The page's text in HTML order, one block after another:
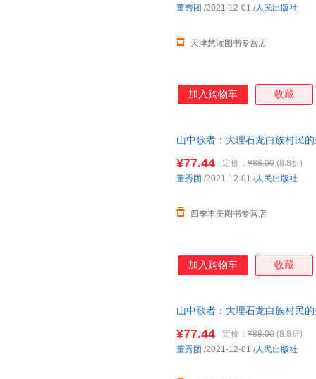
天津慧读图书专营店
董秀团 /2021-12-01 /人民出版社
加入购物车 收藏
山中歌者：大理石龙白族村民
¥77.44 定价： ¥88.00 (8.8折)
四季丰美图书专营店
董秀团 /2021-12-01 /人民出版社
加入购物车 收藏
山中歌者：大理石龙白族村民
¥77.44 定价： ¥88.00 (8.8折)
董秀团 /2021-12-01 /人民出版社